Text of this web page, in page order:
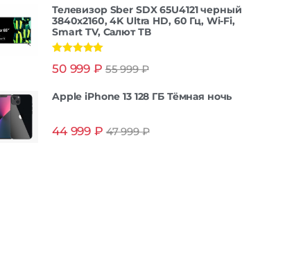
Телевизор Sber SDX 65U4121 черный
3840x2160, 4K Ultra HD, 60 Гц, Wi-Fi,
Smart TV, Салют ТВ
из 5
50 999 ₽ 55 999₽
Apple iPhone 13 128 ГБ Тёмная ночь
44 999 ₽ 47 999₽